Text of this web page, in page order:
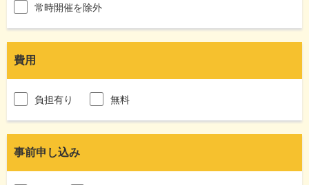
常時開催を除外
費用
負担有り 無料
事前申し込み